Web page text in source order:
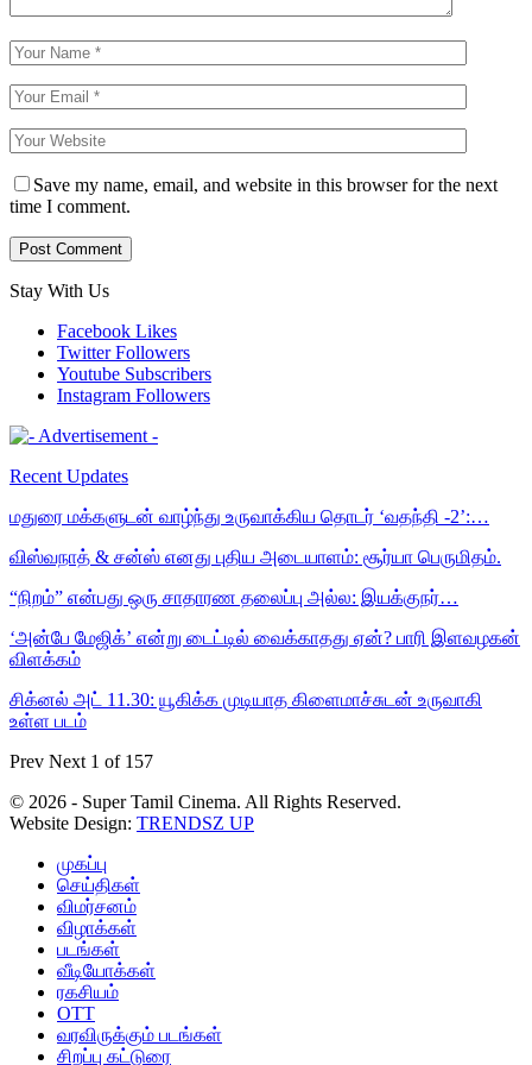
Save my name, email, and website in this browser for the next
time I comment.
Stay With Us
Facebook Likes
Twitter Followers
Youtube Subscribers
Instagram Followers
Recent Updates
மதுரை மக்களுடன் வாழ்ந்து உருவாக்கிய தொடர் ‘வதந்தி -2’:…
விஸ்வநாத் & சன்ஸ் எனது புதிய அடையாளம்: சூர்யா பெருமிதம்.
“நிறம்” என்பது ஒரு சாதாரண தலைப்பு அல்ல: இயக்குநர்…
‘அன்பே மேஜிக்’ என்று டைட்டில் வைக்காதது ஏன்? பாரி இளவழகன்
விளக்கம்
சிக்னல் அட் 11.30: யூகிக்க முடியாத கிளைமாச்சுடன் உருவாகி
உள்ள படம்
Prev Next 1 of 157
© 2026 - Super Tamil Cinema. All Rights Reserved.
Website Design: TRENDSZ UP
முகப்பு
செய்திகள்
விமர்சனம்
விழாக்கள்
படங்கள்
வீடியோக்கள்
ரகசியம்
OTT
வரவிருக்கும் படங்கள்
சிறப்பு கட்டுரை